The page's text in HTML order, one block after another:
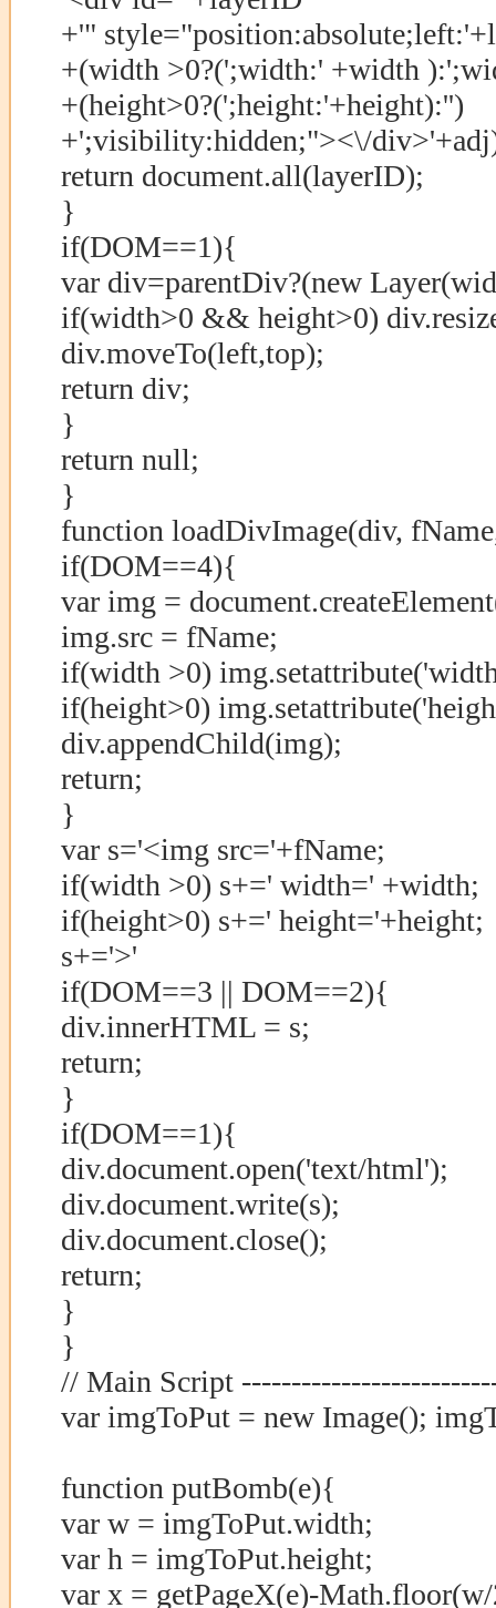
+'"
+(width >0?(';width:' +width
+(height>0?(';height:'+height):'')
+';visibility:hidden;"><\/
return document.all(layerID);
}
if(DOM==1){
var div=parentDiv?(new
if(width>0 && height>0)
div.moveTo(left,top);
return div;
}
return null;
}
function loadDivImage(div,
if(DOM==4){
var img =
img.src = fName;
if(width >0)
if(height>0)
div.appendChild(img);
return;
}
var s='<img src='+fName;
if(width >0) s+=' width=' +width;
if(height>0) s+=' height='+height;
s+='>'
if(DOM==3 || DOM==2){
div.innerHTML = s;
return;
}
if(DOM==1){
div.document.open('text/html');
div.document.write(s);
div.document.close();
return;
}
}
// Main Script
var imgToPut = new Image();
function putBomb(e){
var w = imgToPut.width;
var h = imgToPut.height;
var x = getPageX(e)-